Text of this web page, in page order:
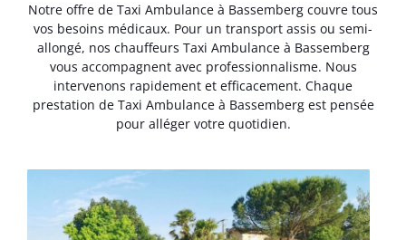
Notre offre de Taxi Ambulance à Bassemberg couvre tous
vos besoins médicaux. Pour un transport assis ou semi-
allongé, nos chauffeurs Taxi Ambulance à Bassemberg
vous accompagnent avec professionnalisme. Nous
intervenons rapidement et efficacement. Chaque
prestation de Taxi Ambulance à Bassemberg est pensée
pour alléger votre quotidien.